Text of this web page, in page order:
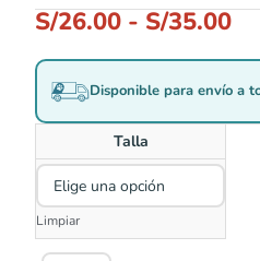
S/26.00 - S/35.00
Disponible para envío a
Talla
Limpiar